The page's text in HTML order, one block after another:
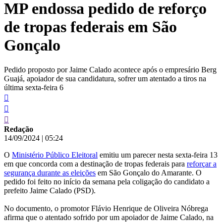
conteúdo
MP endossa pedido de reforço
de tropas federais em São
Gonçalo
Pedido proposto por Jaime Calado acontece após o empresário Berg
Guajá, apoiador de sua candidatura, sofrer um atentado a tiros na
última sexta-feira 6
Redação
14/09/2024 | 05:24
O Ministério Público Eleitoral emitiu um parecer nesta sexta-feira 13
em que concorda com a destinação de tropas federais para reforçar a
segurança durante as eleições em São Gonçalo do Amarante. O
pedido foi feito no início da semana pela coligação do candidato a
prefeito Jaime Calado (PSD).
No documento, o promotor Flávio Henrique de Oliveira Nóbrega
afirma que o atentado sofrido por um apoiador de Jaime Calado, na